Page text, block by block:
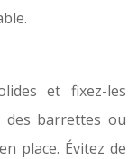
et fixez-les
des barrettes ou
place. Évitez de